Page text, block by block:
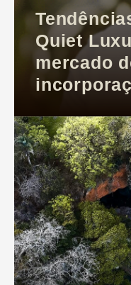
Quiet
mercado